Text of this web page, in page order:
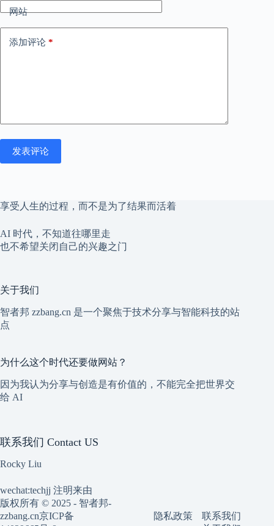
网站
添加评论 *
发表评论
享受人生的过程，而不是为了结果而活着
AI 时代，不知道往哪里走
也不希望关闭自己的兴趣之门
关于我们
智者邦 zzbang.cn 是一个聚焦于技术分享与智能科技的站
点
为什么这个时代还要做网站？
因为我认为分享与创造是有价值的，不能完全把世界交
给 AI
联系我们 Contact US
Rocky Liu
wechat:techjj 注明来由
版权所有 © 2025 - 智者邦-
zzbang.cn京ICP备
隐私政策
联系我们